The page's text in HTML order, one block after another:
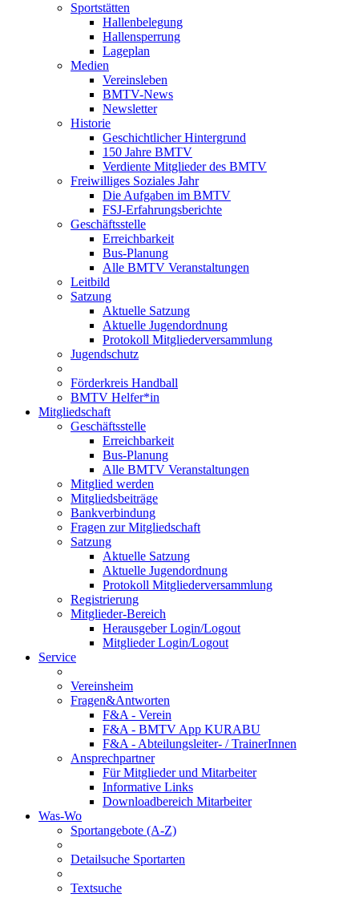
Sportstätten
Hallenbelegung
Hallensperrung
Lageplan
Medien
Vereinsleben
BMTV-News
Newsletter
Historie
Geschichtlicher Hintergrund
150 Jahre BMTV
Verdiente Mitglieder des BMTV
Freiwilliges Soziales Jahr
Die Aufgaben im BMTV
FSJ-Erfahrungsberichte
Geschäftsstelle
Erreichbarkeit
Bus-Planung
Alle BMTV Veranstaltungen
Leitbild
Satzung
Aktuelle Satzung
Aktuelle Jugendordnung
Protokoll Mitgliederversammlung
Jugendschutz
Förderkreis Handball
BMTV Helfer*in
Mitgliedschaft
Geschäftsstelle
Erreichbarkeit
Bus-Planung
Alle BMTV Veranstaltungen
Mitglied werden
Mitgliedsbeiträge
Bankverbindung
Fragen zur Mitgliedschaft
Satzung
Aktuelle Satzung
Aktuelle Jugendordnung
Protokoll Mitgliederversammlung
Registrierung
Mitglieder-Bereich
Herausgeber Login/Logout
Mitglieder Login/Logout
Service
Vereinsheim
Fragen&Antworten
F&A - Verein
F&A - BMTV App KURABU
F&A - Abteilungsleiter- / TrainerInnen
Ansprechpartner
Für Mitglieder und Mitarbeiter
Informative Links
Downloadbereich Mitarbeiter
Was-Wo
Sportangebote (A-Z)
Detailsuche Sportarten
Textsuche